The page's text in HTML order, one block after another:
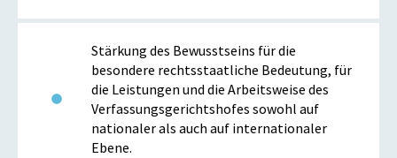
Stärkung des Bewusstseins für die
besondere rechtsstaatliche Bedeutung, für
die Leistungen und die Arbeitsweise des
Verfassungsgerichtshofes sowohl auf
nationaler als auch auf internationaler
Ebene.